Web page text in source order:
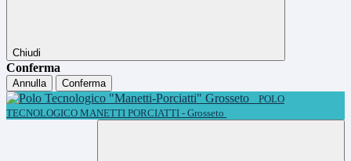
Chiudi
Conferma
Annulla
Conferma
POLO
TECNOLOGICO MANETTI PORCIATTI - Grosseto